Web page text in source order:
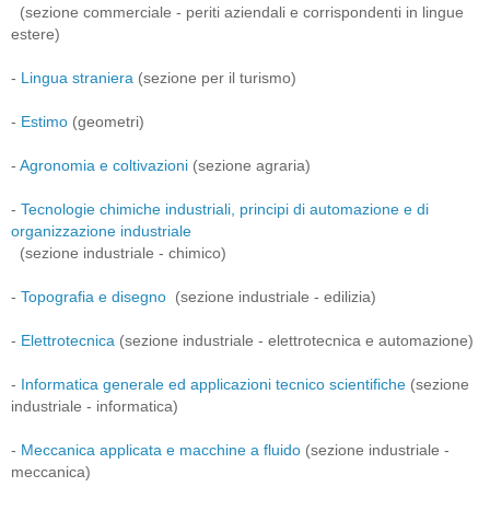
(sezione commerciale - periti aziendali e corrispondenti in lingue
estere)
- Lingua straniera (sezione per il turismo)
- Estimo (geometri)
- Agronomia e coltivazioni (sezione agraria)
- Tecnologie chimiche industriali, principi di automazione e di
organizzazione industriale
(sezione industriale - chimico)
- Topografia e disegno (sezione industriale - edilizia)
- Elettrotecnica (sezione industriale - elettrotecnica e automazione)
- Informatica generale ed applicazioni tecnico scientifiche (sezione
industriale - informatica)
- Meccanica applicata e macchine a fluido (sezione industriale -
meccanica)